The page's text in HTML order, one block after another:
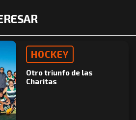
HOCKEY
Otro triunfo de las
Charitas